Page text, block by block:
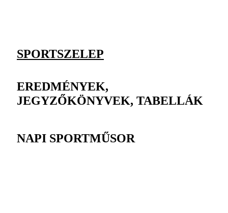
SPORTSZELEP
EREDMÉNYEK,
JEGYZŐKÖNYVEK, TABELLÁK
NAPI SPORTMŰSOR